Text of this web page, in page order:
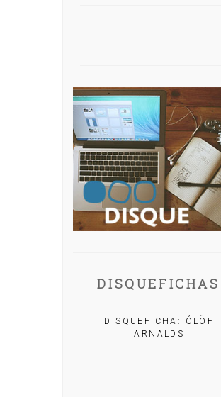
DISQUEFICHAS
DISQUEFICHA: ÓLÖF
ARNALDS